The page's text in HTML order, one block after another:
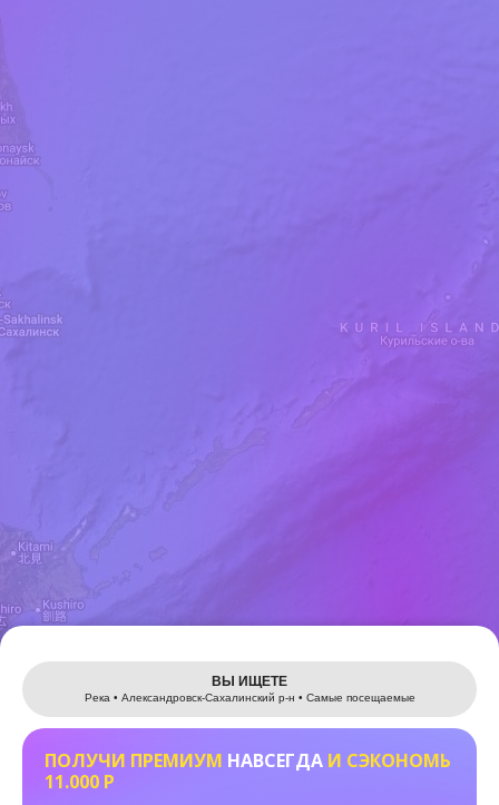
Leaflet
ВЫ ИЩЕТЕ
Река • Александровск-Сахалинский р-н • Самые посещаемые
ПОЛУЧИ ПРЕМИУМ НАВСЕГДА И СЭКОНОМЬ
11.000 Р